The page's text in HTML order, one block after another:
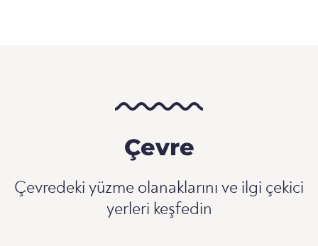
Çevre
Çevredeki yüzme olanaklarını ve ilgi çekici
yerleri keşfedin